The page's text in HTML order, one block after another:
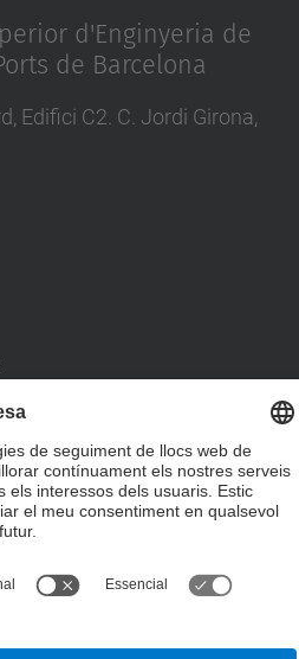
d'Enginyeria de
de Barcelona
Edifici C2. C. Jordi Girona,
d'Enginyers de Camins,